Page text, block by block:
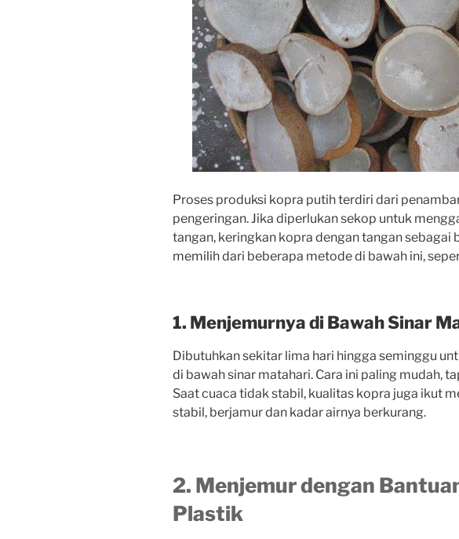
Proses produksi kopra putihterdiri dari
pengeringan.Jika diperlukansekop untuk
tangan, keringkan kopra dengantangansebagai
memilihdari beberapa metodedi bawah ini,
1. Menjemurnya di Bawah Sinar
Dibutuhkansekitar lima hari hingga seminggu
di bawahsinar matahari. Cara ini paling mudah,
Saatcuaca tidakstabil, kualitas kopra juga ikut
stabil, berjamurdan kadarairnya berkurang.
2. Menjemur dengan
Plastik